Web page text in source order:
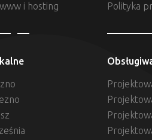
i hosting
Polityka